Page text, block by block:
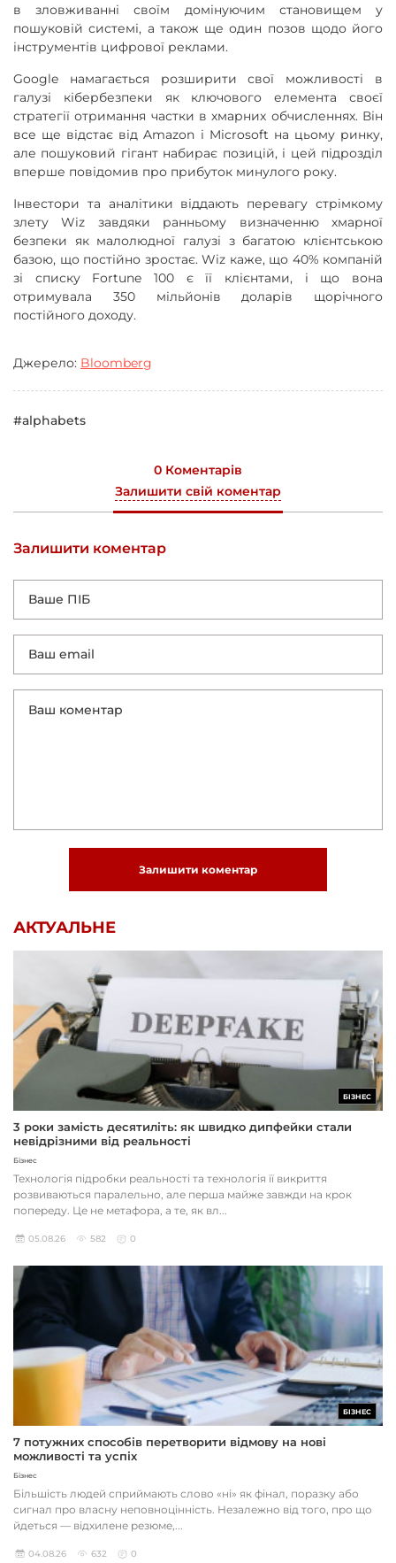
в зловживанні своїм домінуючим становищем у
пошуковій системі, а також ще один позов щодо його
інструментів цифрової реклами.
Google намагається розширити свої можливості в
галузі кібербезпеки як ключового елемента своєї
стратегії отримання частки в хмарних обчисленнях. Він
все ще відстає від Amazon і Microsoft на цьому ринку,
але пошуковий гігант набирає позицій, і цей підрозділ
вперше повідомив про прибуток минулого року.
Інвестори та аналітики віддають перевагу стрімкому
злету Wiz завдяки ранньому визначенню хмарної
безпеки як малолюдної галузі з багатою клієнтською
базою, що постійно зростає. Wiz каже, що 40% компаній
зі списку Fortune 100 є її клієнтами, і що вона
отримувала 350 мільйонів доларів щорічного
постійного доходу.
Джерело: Bloomberg
#alphabets
0 Коментарів
Залишити свій коментар
Залишити коментар
Залишити коментар
АКТУАЛЬНЕ
БІЗНЕС
3 роки замість десятиліть: як швидко дипфейки стали
невідрізними від реальності
Бізнес
Технологія підробки реальності та технологія її викриття
розвиваються паралельно, але перша майже завжди на крок
попереду. Це не метафора, а те, як вл...
05.08.26 582 0
БІЗНЕС
7 потужних способів перетворити відмову на нові
можливості та успіх
Бізнес
Більшість людей сприймають слово «ні» як фінал, поразку або
сигнал про власну неповноцінність. Незалежно від того, про що
йдеться — відхилене резюме,...
04.08.26 632 0